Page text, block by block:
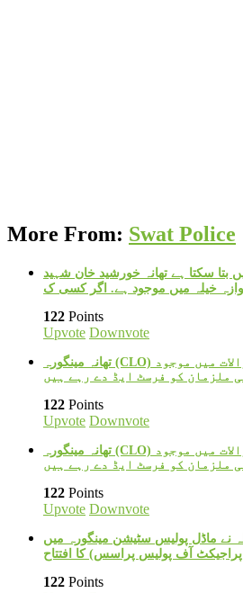
More From: Swat Police
بتا سکتا ہے تھانہ خورشید خان شہید
خیلہ میں موجود ہے. اگر کسی ک
122 Points
Upvote Downvote
تھانہ مینگورہ (CLO) کمیونٹی لائزان آفیسر حوالات میں موجود
122 Points
Upvote Downvote
تھانہ مینگورہ (CLO) کمیونٹی لائزان آفیسر حوالات میں موجود
122 Points
Upvote Downvote
نے ماڈل پولیس سٹیشن مینگورہ میں
آف پولیس پراسس) کا افتتاح
122 Points